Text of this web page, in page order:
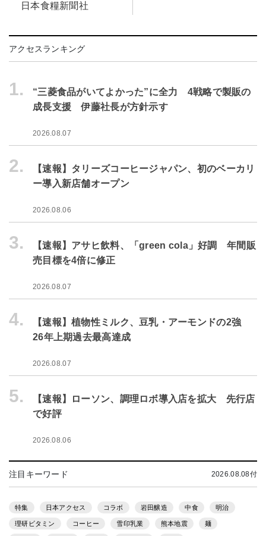
日本食糧新聞社
アクセスランキング
1.
“三菱食品がいてよかった”に全力 4戦略で製販の
成長支援 伊藤社長が方針示す
2026.08.07
2.
【速報】タリーズコーヒージャパン、初のベーカリ
ー導入新店舗オープン
2026.08.06
3.
【速報】アサヒ飲料、「green cola」好調 年間販
売目標を4倍に修正
2026.08.07
4.
【速報】植物性ミルク、豆乳・アーモンドの2強
26年上期過去最高達成
2026.08.07
5.
【速報】ローソン、調理ロボ導入店を拡大 先行店
で好評
2026.08.06
注目キーワード 2026.08.08付
特集 日本アクセス コラボ 岩田醸造 中食 明治
理研ビタミン コーヒー 雪印乳業 熊本地震 麺